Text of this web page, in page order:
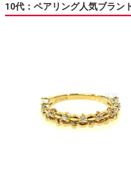
10代：ペアリング人気ブラン